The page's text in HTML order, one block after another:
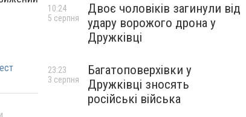
Двоє чоловіків загинули від
удару ворожого дрона у
Дружківці
10:24
5 серпня
Багатоповерхівки у
Дружківці зносять
російські війська
23:23
3 серпня